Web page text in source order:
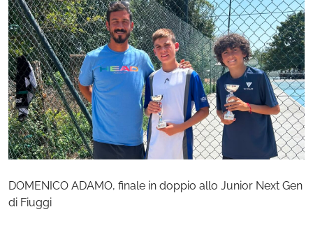
DOMENICO ADAMO, finale in doppio allo Junior Next Gen
di Fiuggi